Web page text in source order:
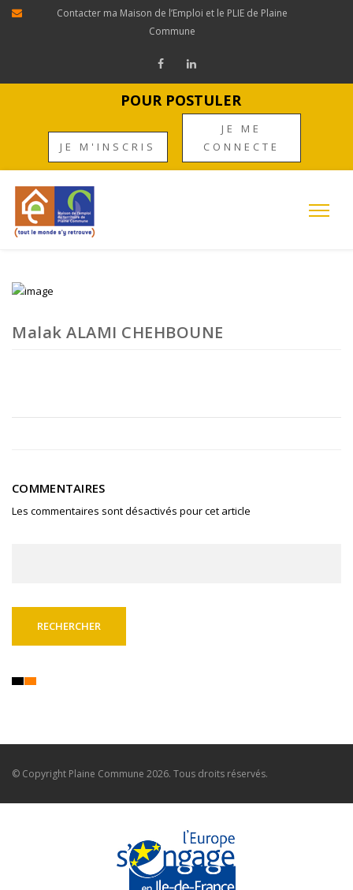
Contacter ma Maison de l’Emploi et le PLIE de Plaine
Commune
POUR POSTULER
JE M'INSCRIS
JE ME
CONNECTE
Malak ALAMI CHEHBOUNE
COMMENTAIRES
Les commentaires sont désactivés pour cet article
© Copyright Plaine Commune 2026. Tous droits réservés.